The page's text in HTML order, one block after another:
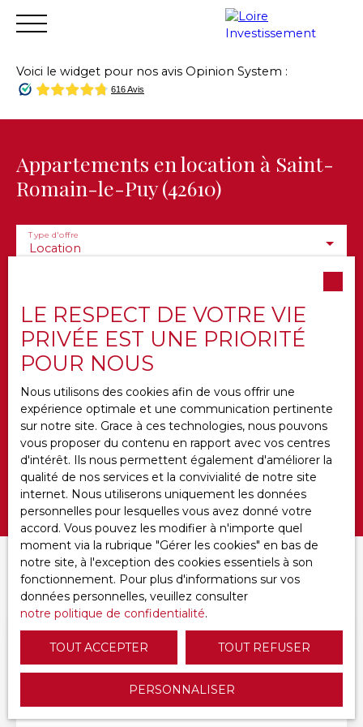
Accueil Acheter Vendre Louer Financer
Voici le widget pour nos avis Opinion System :
Appartements en location à Saint-
Romain-le-Puy (42610)
Location
Type d'offre
Saint-Romain-le-Puy (42610)
Localisation
Loyer max (€/mois)
Surface min (m²)
Ameublement
Rechercher
Pertinence
Trier par
CRÉER UNE ALERTE
LE RESPECT DE VOTRE VIE
PRIVÉE EST UNE PRIORITÉ
POUR NOUS
Nous utilisons des cookies afin de vous offrir une
expérience optimale et une communication pertinente
sur notre site. Grace à ces technologies, nous pouvons
vous proposer du contenu en rapport avec vos centres
d'intérêt. Ils nous permettent également d'améliorer la
qualité de nos services et la convivialité de notre site
internet. Nous utiliserons uniquement les données
personnelles pour lesquelles vous avez donné votre
accord. Vous pouvez les modifier à n'importe quel
moment via la rubrique ″Gérer les cookies″ en bas de
notre site, à l'exception des cookies essentiels à son
fonctionnement. Pour plus d'informations sur vos
données personnelles, veuillez consulter
notre politique de confidentialité.
TOUT ACCEPTER TOUT REFUSER
PERSONNALISER